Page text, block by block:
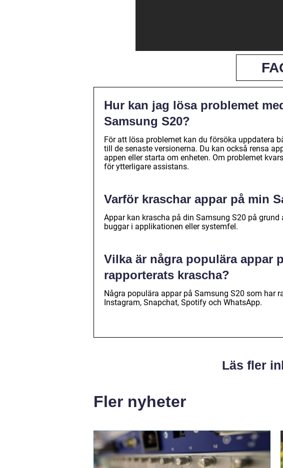
Hur kan jag lösa problemet
Samsung S20?
För att lösa problemet kan du försöka uppdatera
till de senaste versionerna. Du kan också rensa
appen eller starta om enheten. Om problemet
för ytterligare assistans.
Varför kraschar appar på min
Appar kan krascha på din Samsung S20 på
buggar i applikationen eller systemfel.
Vilka är några populära appar
rapporterats krascha?
Några populära appar på Samsung S20 som har
Instagram, Snapchat, Spotify och WhatsApp.
Läs fler
Fler nyheter